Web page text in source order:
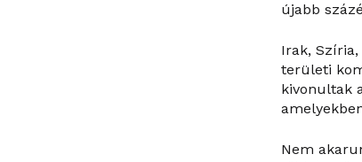
újabb
Irak,
területi
kivonultak
Nem